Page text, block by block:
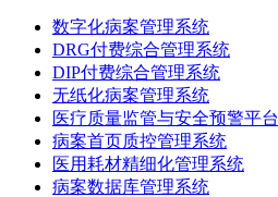
数字化病案管理系统
DRG付费综合管理系统
DIP付费综合管理系统
无纸化病案管理系统
医疗质量监管与安全预警平台
病案首页质控管理系统
医用耗材精细化管理系统
病案数据库管理系统